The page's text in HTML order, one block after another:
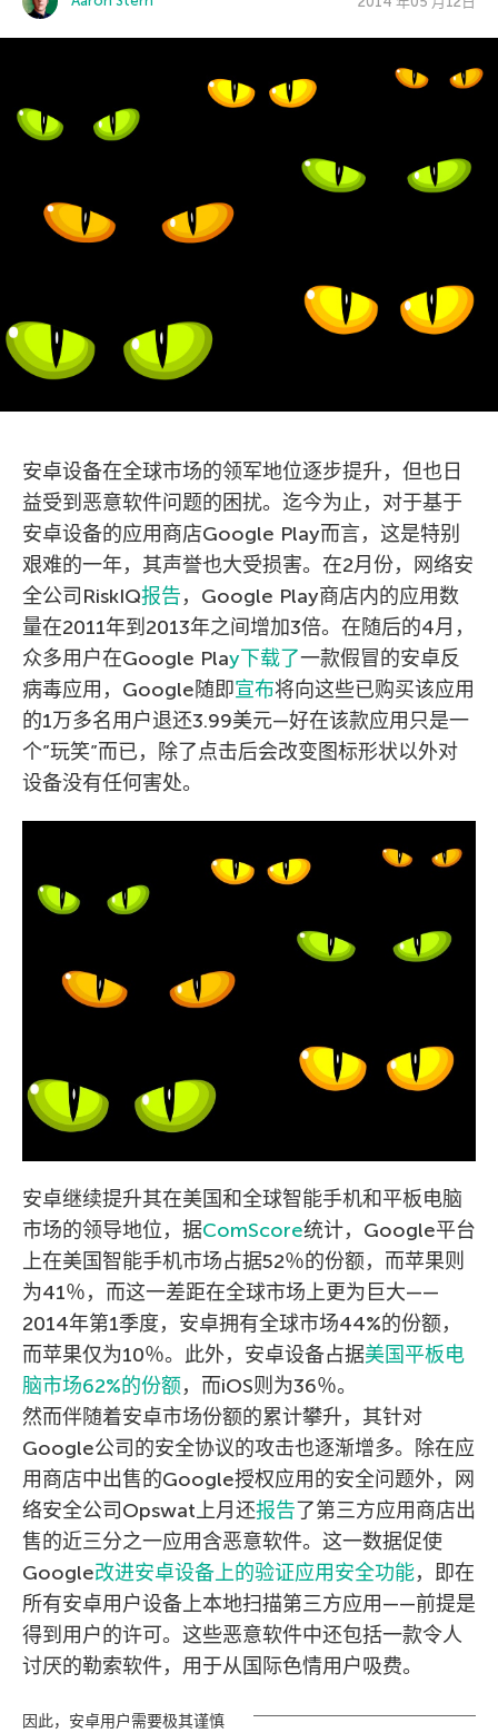
安卓设备在全球市场的领军地位逐步提升，但也日
益受到恶意软件问题的困扰。迄今为止，对于基于
安卓设备的应用商店Google Play而言，这是特别
艰难的一年，其声誉也大受损害。在2月份，网络安
全公司RiskIQ报告，Google Play商店内的应用数
量在2011年到2013年之间增加3倍。在随后的4月，
众多用户在Google Play下载了一款假冒的安卓反
病毒应用，Google随即宣布将向这些已购买该应用
的1万多名用户退还3.99美元—好在该款应用只是一
个”玩笑”而已，除了点击后会改变图标形状以外对
设备没有任何害处。
安卓继续提升其在美国和全球智能手机和平板电脑
市场的领导地位，据ComScore统计，Google平台
上在美国智能手机市场占据52％的份额，而苹果则
为41％，而这一差距在全球市场上更为巨大——
2014年第1季度，安卓拥有全球市场44%的份额，
而苹果仅为10％。此外，安卓设备占据美国平板电
脑市场62%的份额，而iOS则为36％。
然而伴随着安卓市场份额的累计攀升，其针对
Google公司的安全协议的攻击也逐渐增多。除在应
用商店中出售的Google授权应用的安全问题外，网
络安全公司Opswat上月还报告了第三方应用商店出
售的近三分之一应用含恶意软件。这一数据促使
Google改进安卓设备上的验证应用安全功能，即在
所有安卓用户设备上本地扫描第三方应用——前提是
得到用户的许可。这些恶意软件中还包括一款令人
讨厌的勒索软件，用于从国际色情用户吸费。
因此，安卓用户需要极其谨慎